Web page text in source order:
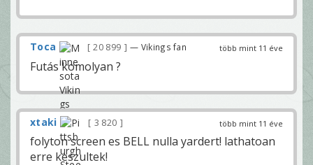
több mint 11 éve
Toca 20 899 — Vikings fan
Futás komolyan ?
több mint 11 éve
xtaki 3 820
folyton screen es BELL nulla yardert! lathatoan
erre keszultek!